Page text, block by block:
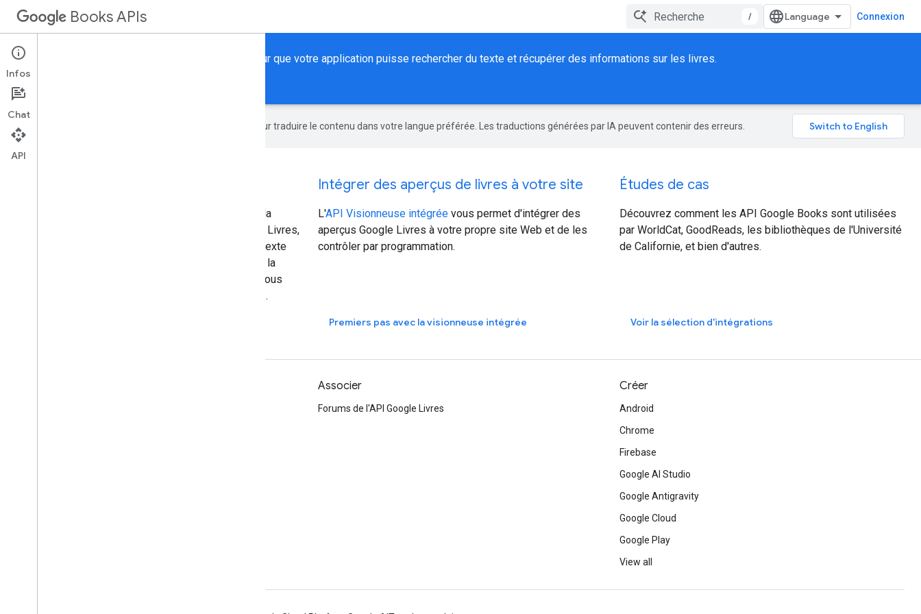
Books APIs / Connexion
Découvrez comment utiliser l'API Google Books pour que votre application puisse rechercher du texte et récupérer des informations sur les livres.
Accueil
Google utilise la technologie IA pour traduire le contenu dans votre langue préférée. Les traductions générées par IA peuvent contenir des erreurs.
est notre initiative visant à améliorer la
visibilité des livres sur le Web. Grâce à l'API Google Livres,
votre application peut effectuer des recherches en texte
intégral et récupérer des informations sur les livres, la
visibilité et la disponibilité des livres numériques. Vous
pouvez également gérer vos étagères personnelles.
Intégrer des aperçus de livres à votre site
L'API Visionneuse intégrée vous permet d'intégrer des
aperçus Google Livres à votre propre site Web et de les
contrôler par programmation.
Premiers pas avec la visionneuse intégrée
Études de cas
Découvrez comment les API Google Books sont utilisées
par WorldCat, GoodReads, les bibliothèques de l'Université
de Californie, et bien d'autres.
Voir la sélection d'intégrations
Associer
Forums de l'API Google Livres
Créer
Android
Chrome
Firebase
Google AI Studio
Google Antigravity
Google Cloud
Google Play
View all
Infos
Chat
API